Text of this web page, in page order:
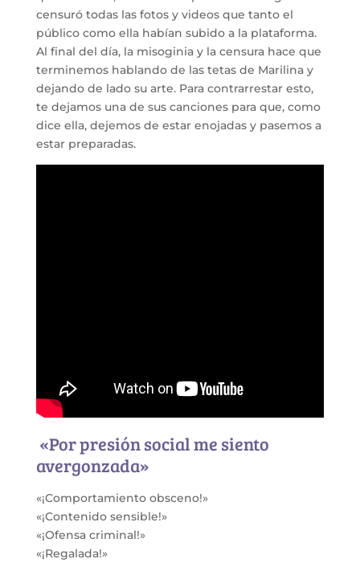
censuró todas las fotos y videos que tanto el
público como ella habían subido a la plataforma.
Al final del día, la misoginia y la censura hace que
terminemos hablando de las tetas de Marilina y
dejando de lado su arte. Para contrarrestar esto,
te dejamos una de sus canciones para que, como
dice ella, dejemos de estar enojadas y pasemos a
estar preparadas.
«Por presión social me siento
avergonzada»
«¡Comportamiento obsceno!»
«¡Contenido sensible!»
«¡Ofensa criminal!»
«¡Regalada!»